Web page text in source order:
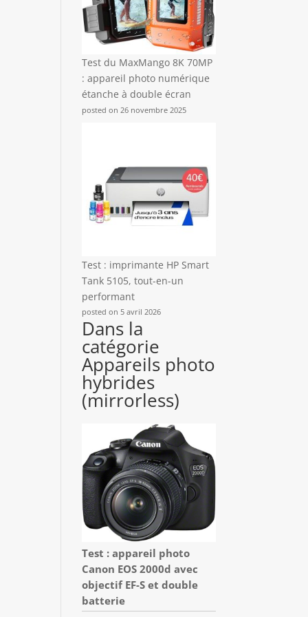
Test du MaxMango 8K 70MP
: appareil photo numérique
étanche à double écran
posted on 26 novembre 2025
Test : imprimante HP Smart
Tank 5105, tout-en-un
performant
posted on 5 avril 2026
Dans la
catégorie
Appareils photo
hybrides
(mirrorless)
Test : appareil photo
Canon EOS 2000d avec
objectif EF-S et double
batterie